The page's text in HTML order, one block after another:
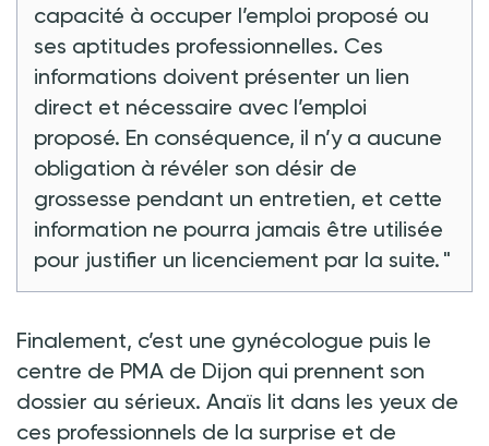
capacité à occuper l’emploi proposé ou
ses aptitudes professionnelles. Ces
informations doivent présenter un lien
direct et nécessaire avec l’emploi
proposé. En conséquence, il n’y a aucune
obligation à révéler son désir de
grossesse pendant un entretien, et cette
information ne pourra jamais être utilisée
pour justifier un licenciement par la suite. "
Finalement, c’est une gynécologue puis le
centre de PMA de Dijon qui prennent son
dossier au sérieux. Anaïs lit dans les yeux de
ces professionnels de la surprise et de